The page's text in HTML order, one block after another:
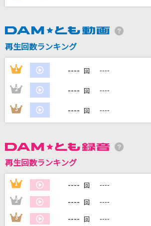
川野夏美
日向電工
もっと見る
DAMに会員登録・ログインして
再生回数ランキング
1 ---- 回 ----
2 ---- 回 ----
3 ---- 回 ----
再生回数ランキング
1 ---- 回 ----
2 ---- 回 ----
3 ---- 回 ----